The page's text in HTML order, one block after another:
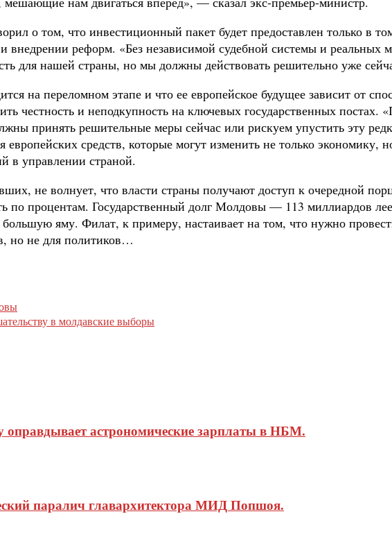
о том, что инвестиционный пакет будет предоставлен только в
внедрении реформ. «Без независимой судебной системы и реальных
для нашей страны, но мы должны действовать решительно уже
на переломном этапе и что ее европейское будущее зависит от
честность и неподкупность на ключевых государственных постах.
принять решительные меры сейчас или рискуем упустить эту
средств, которые могут изменить не только экономику,
в управлении страной.
не волнует, что власти страны получают доступ к очередной
по процентам. Государственный долг Молдовы — 113 миллиардов
яму. Филат, к примеру, настаивает на том, что нужно
но не для политиков…
в молдавские выборы
оправдывает астрономические зарплаты в НБМ.
паралич главархитектора МИД Попшоя.